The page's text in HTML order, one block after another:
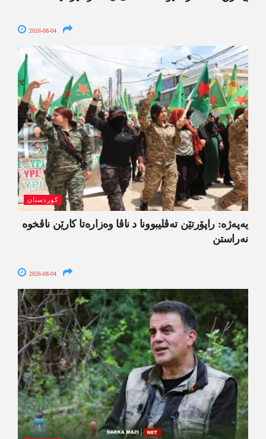
2026-08-04
کوردستان
یەپەژە: راپۆرتێن تەڤلیبوونا د ناڤا وەزارەتا کارێن ناڤخوە
نەراستن
2026-08-04